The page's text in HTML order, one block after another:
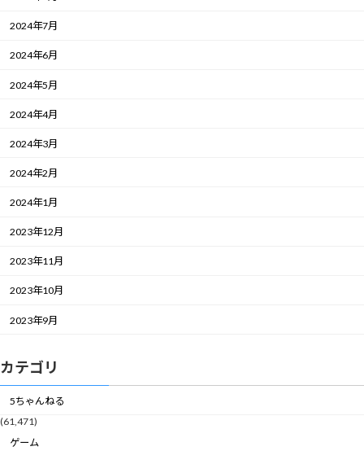
2024年7月
2024年6月
2024年5月
2024年4月
2024年3月
2024年2月
2024年1月
2023年12月
2023年11月
2023年10月
2023年9月
カテゴリ
5ちゃんねる
(61,471)
ゲーム